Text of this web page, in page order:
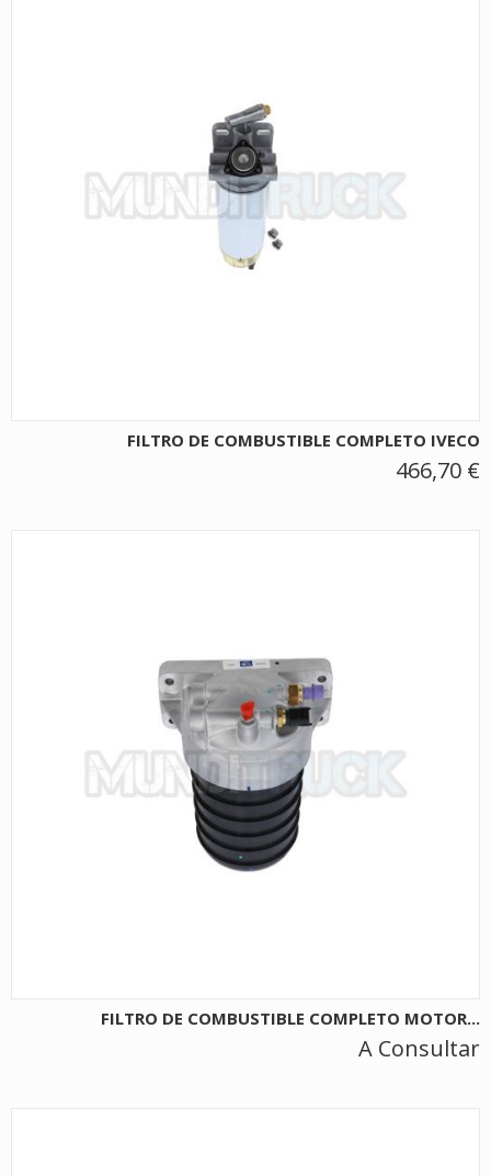
FILTRO DE COMBUSTIBLE COMPLETO IVECO
466,70 €
FILTRO DE COMBUSTIBLE COMPLETO MOTOR...
A Consultar